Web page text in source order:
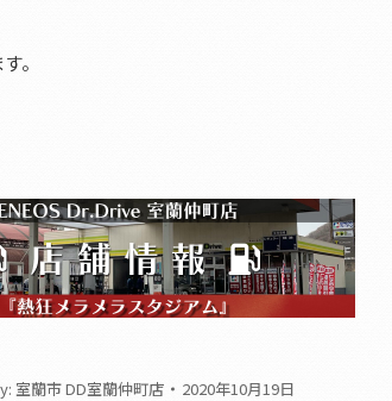
。
室蘭市 DD室蘭仲町店 2020年10月19日